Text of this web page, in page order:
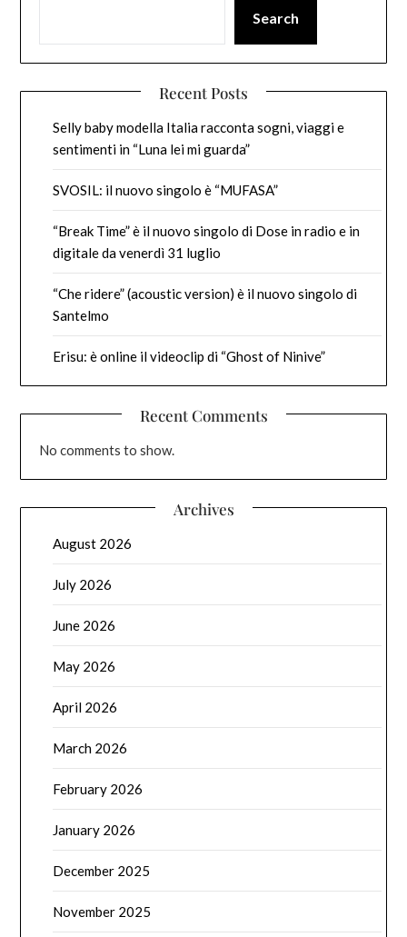
Search
Recent Posts
Selly baby modella Italia racconta sogni, viaggi e
sentimenti in “Luna lei mi guarda”
SVOSIL: il nuovo singolo è “MUFASA”
“Break Time” è il nuovo singolo di Dose in radio e in
digitale da venerdì 31 luglio
“Che ridere” (acoustic version) è il nuovo singolo di
Santelmo
Erisu: è online il videoclip di “Ghost of Ninive”
Recent Comments
No comments to show.
Archives
August 2026
July 2026
June 2026
May 2026
April 2026
March 2026
February 2026
January 2026
December 2025
November 2025